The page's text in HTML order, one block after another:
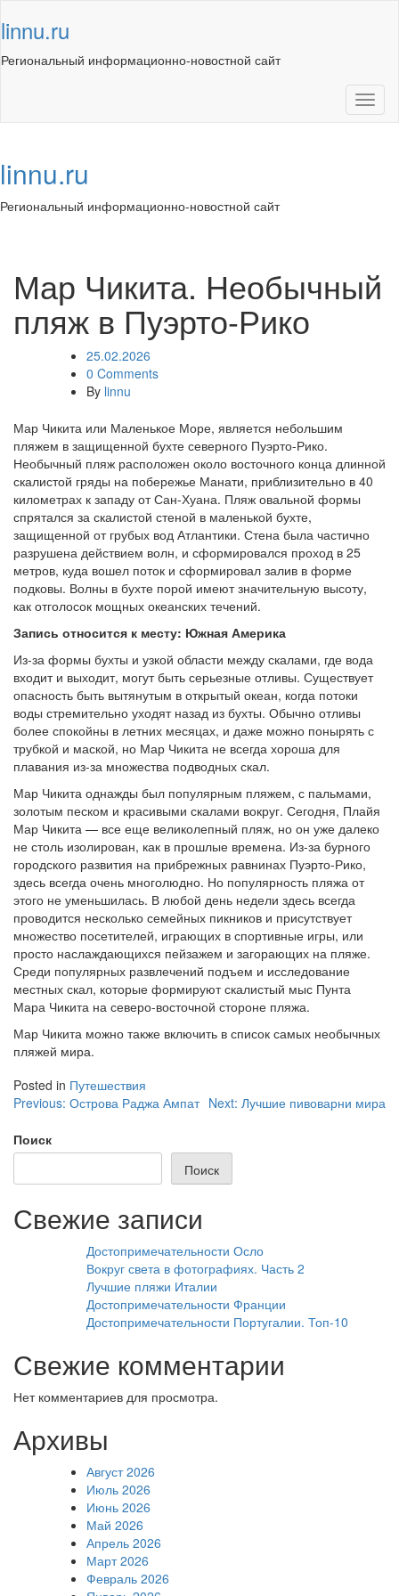
to
content
linnu.ru
Региональный информационно-новостной сайт
linnu.ru
Региональный информационно-новостной сайт
Мар Чикита. Необычный
пляж в Пуэрто-Рико
25.02.2026
0 Comments
By linnu
Мар Чикита или Маленькое Море, является небольшим
пляжем в защищенной бухте северного Пуэрто-Рико.
Необычный пляж расположен около восточного конца длинной
скалистой гряды на побережье Манати, приблизительно в 40
километрах к западу от Сан-Хуана. Пляж овальной формы
спрятался за скалистой стеной в маленькой бухте,
защищенной от грубых вод Атлантики. Стена была частично
разрушена действием волн, и сформировался проход в 25
метров, куда вошел поток и сформировал залив в форме
подковы. Волны в бухте порой имеют значительную высоту,
как отголосок мощных океанских течений.
Запись относится к месту: Южная Америка
Из-за формы бухты и узкой области между скалами, где вода
входит и выходит, могут быть серьезные отливы. Существует
опасность быть вытянутым в открытый океан, когда потоки
воды стремительно уходят назад из бухты. Обычно отливы
более спокойны в летних месяцах, и даже можно понырять с
трубкой и маской, но Мар Чикита не всегда хороша для
плавания из-за множества подводных скал.
Мар Чикита однажды был популярным пляжем, с пальмами,
золотым песком и красивыми скалами вокруг. Сегодня, Плайя
Мар Чикита — все еще великолепный пляж, но он уже далеко
не столь изолирован, как в прошлые времена. Из-за бурного
городского развития на прибрежных равнинах Пуэрто-Рико,
здесь всегда очень многолюдно. Но популярность пляжа от
этого не уменьшилась. В любой день недели здесь всегда
проводится несколько семейных пикников и присутствует
множество посетителей, играющих в спортивные игры, или
просто наслаждающихся пейзажем и загорающих на пляже.
Среди популярных развлечений подъем и исследование
местных скал, которые формируют скалистый мыс Пунта
Мара Чикита на северо-восточной стороне пляжа.
Мар Чикита можно также включить в список самых необычных
пляжей мира.
Posted in Путешествия
Навигация
по
записям
Previous: Острова Раджа Ампат Next: Лучшие пивоварни мира
Поиск
Поиск
Свежие записи
Достопримечательности Осло
Вокруг света в фотографиях. Часть 2
Лучшие пляжи Италии
Достопримечательности Франции
Достопримечательности Португалии. Топ-10
Свежие комментарии
Нет комментариев для просмотра.
Архивы
Август 2026
Июль 2026
Июнь 2026
Май 2026
Апрель 2026
Март 2026
Февраль 2026